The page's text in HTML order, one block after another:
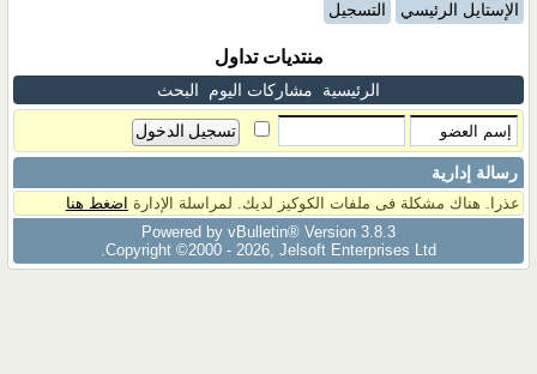
الإستايل الرئيسي التسجيل
منتديات تداول
الرئيسية مشاركات اليوم البحث
رسالة إدارية
عذرا. هناك مشكلة فى ملفات الكوكيز لديك. لمراسلة الإدارة اضغط هنا
Powered by vBulletin® Version 3.8.3
Copyright ©2000 - 2026, Jelsoft Enterprises Ltd.